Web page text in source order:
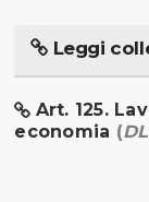
Leggi
Art. 125.
economia (